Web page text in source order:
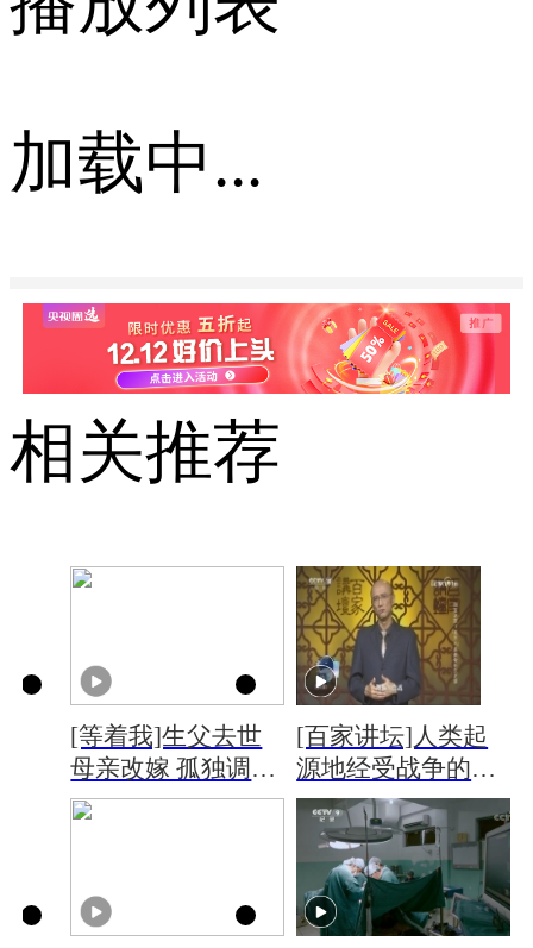
加载中...
相关推荐
[等着我]生父去世
母亲改嫁 孤独调皮
常常挨打
[百家讲坛]人类起
源地经受战争的劫
难